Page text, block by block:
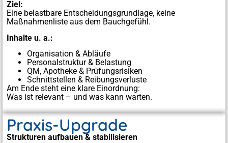
Ziel:
Eine belastbare Entscheidungsgrundlage, keine
Maßnahmenliste aus dem Bauchgefühl.
Inhalte u. a.:
Organisation & Abläufe
Personalstruktur & Belastung
QM, Apotheke & Prüfungsrisiken
Schnittstellen & Reibungsverluste
Am Ende steht eine klare Einordnung:
Was ist relevant – und was kann warten.
Praxis-Upgrade
Strukturen aufbauen & stabilisieren